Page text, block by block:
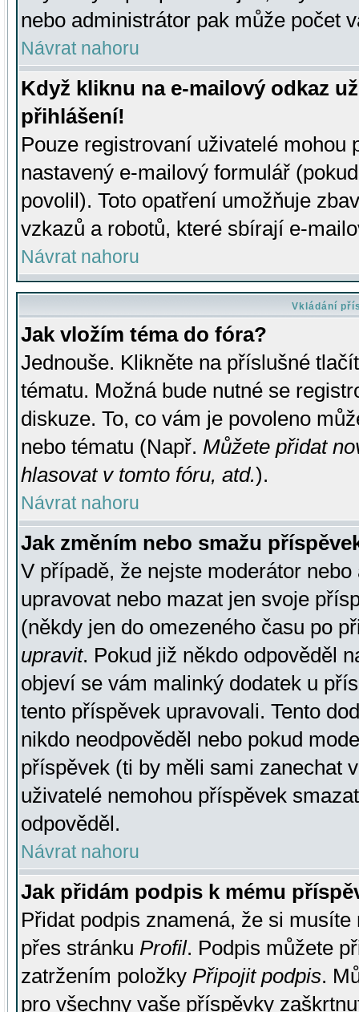
nebo administrátor pak může počet
Návrat nahoru
Když kliknu na e-mailový odkaz
přihlášení!
Pouze registrovaní uživatelé mohou
nastavený e-mailový formulář
povolil). Toto opatření umožňuje
vzkazů a robotů, které sbírají e-
Návrat nahoru
Vkládání
Jak vložím téma do fóra?
Jednouše. Klikněte na příslušné
tématu. Možná bude nutné se
diskuze. To, co vám je povoleno
nebo tématu (Např. Můžete přidat
hlasovat v tomto fóru, atd.).
Návrat nahoru
Jak změním nebo smažu
V případě, že nejste moderátor
upravovat nebo mazat jen svoje
(někdy jen do omezeného času po
upravit. Pokud již někdo odpověděl
objeví se vám malinký dodatek u
tento příspěvek upravovali. Tento
nikdo neodpověděl nebo pokud
příspěvek (ti by měli sami zanechat
uživatelé nemohou příspěvek
odpověděl.
Návrat nahoru
Jak přidám podpis k mému
Přidat podpis znamená, že si
přes stránku Profil. Podpis můžete
zatržením položky Připojit podpis.
pro všechny vaše příspěvky